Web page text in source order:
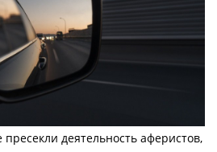
деятельность аферистов,